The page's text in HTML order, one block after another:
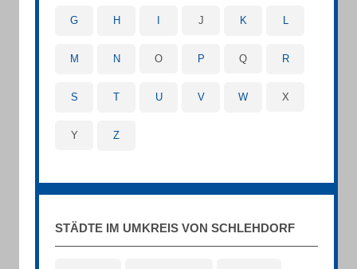
G H J K L
M N O P Q R
S T U V W X
Y Z
STÄDTE IM UMKREIS VON SCHLEHDORF